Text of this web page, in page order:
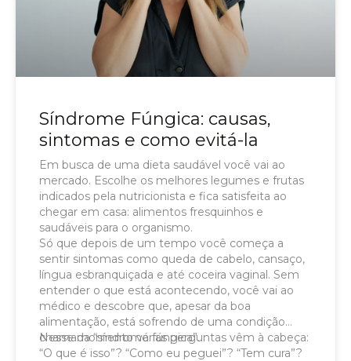
Síndrome Fúngica: causas,
sintomas e como evitá-la
Em busca de uma dieta saudável você vai ao
mercado. Escolhe os melhores legumes e frutas
indicados pela nutricionista e fica satisfeita ao
chegar em casa: alimentos fresquinhos e
saudáveis para o organismo.
Só que depois de um tempo você começa a
sentir sintomas como queda de cabelo, cansaço,
língua esbranquiçada e até coceira vaginal. Sem
entender o que está acontecendo, você vai ao
médico e descobre que, apesar da boa
alimentação, está sofrendo de uma condição
chamada “síndrome fúngica”.
Nesse momento várias perguntas vêm à cabeça:
“O que é isso”? “Como eu peguei”? “Tem cura”?